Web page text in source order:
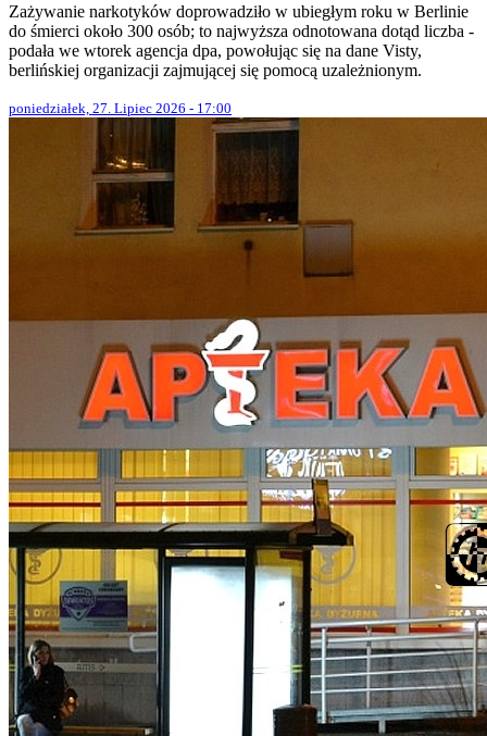
Zażywanie narkotyków doprowadziło w ubiegłym roku w Berlinie
do śmierci około 300 osób; to najwyższa odnotowana dotąd liczba -
podała we wtorek agencja dpa, powołując się na dane Visty,
berlińskiej organizacji zajmującej się pomocą uzależnionym.
poniedziałek, 27. Lipiec 2026 - 17:00